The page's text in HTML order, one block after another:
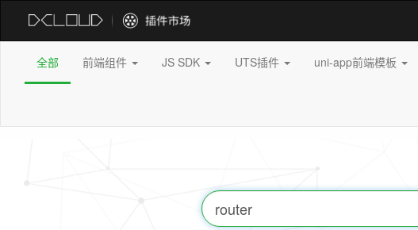
全部 前端组件 JS SDK UTS插件 uni-app前端模板